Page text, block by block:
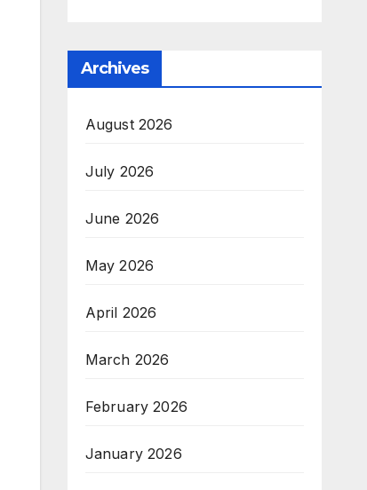
Archives
August 2026
July 2026
June 2026
May 2026
April 2026
March 2026
February 2026
January 2026